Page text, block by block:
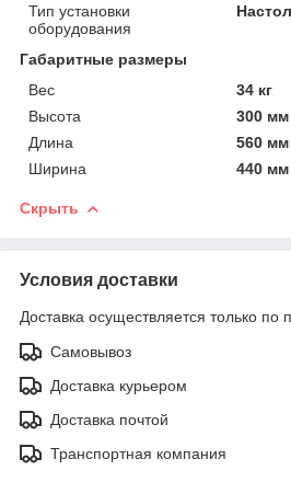
Тип установки
оборудования
Габаритные размеры
Вес
34 кг
Высота
300 мм
Длина
560 мм
Ширина
440 мм
Скрыть
Условия доставки
Доставка осуществляется только по
Самовывоз
Доставка курьером
Доставка почтой
Транспортная компания